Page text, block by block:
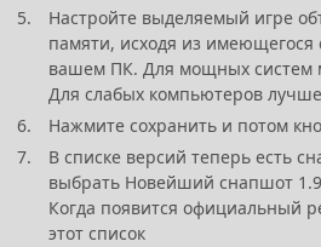
Настройте выделяемый игре
памяти, исходя из имеющегося
вашем ПК. Для мощных систем
Для слабых компьютеров
Нажмите сохранить и потом
В списке версий теперь есть
выбрать Новейший снапшот
Когда появится официальный
этот список